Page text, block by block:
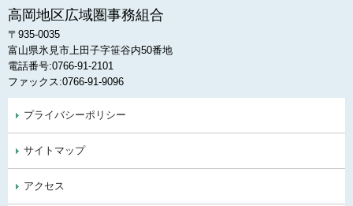
高岡地区広域圏事務組合
〒935-0035
富山県氷見市上田子字笹谷内50番地
電話番号:0766-91-2101
ファックス:0766-91-9096
プライバシーポリシー
サイトマップ
アクセス